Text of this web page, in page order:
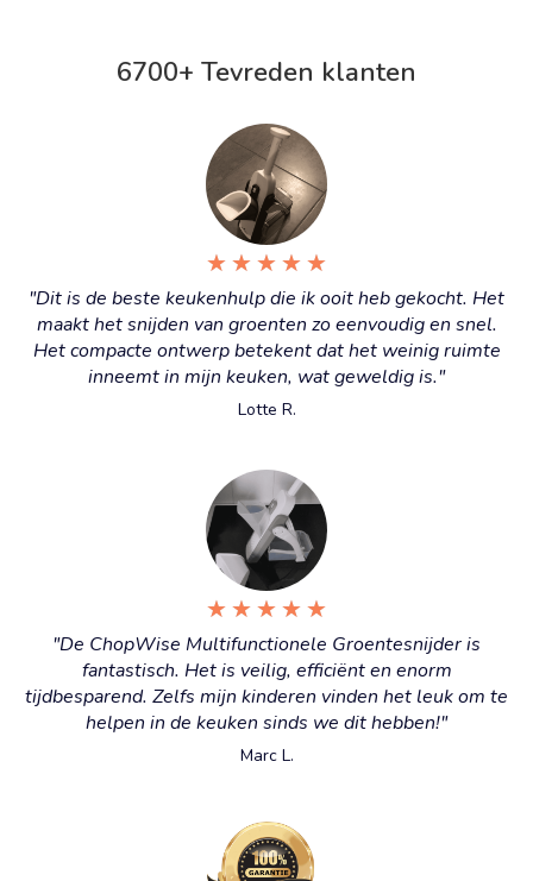
6700+ Tevreden klanten
★ ★ ★ ★ ★
"Dit is de beste keukenhulp die ik ooit heb gekocht. Het
maakt het snijden van groenten zo eenvoudig en snel.
Het compacte ontwerp betekent dat het weinig ruimte
inneemt in mijn keuken, wat geweldig is."
Lotte R.
★ ★ ★ ★ ★
"De ChopWise Multifunctionele Groentesnijder is
fantastisch. Het is veilig, efficiënt en enorm
tijdbesparend. Zelfs mijn kinderen vinden het leuk om te
helpen in de keuken sinds we dit hebben!"
Marc L.